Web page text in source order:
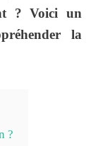
? Voici un
la
?